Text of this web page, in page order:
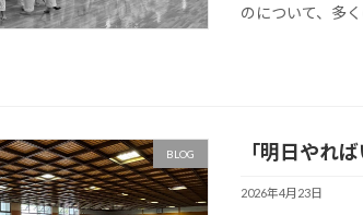
のについて、多
BLOG 「明日やれば
2026年4月23日